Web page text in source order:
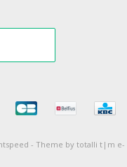
- Theme by totalli t|m e-